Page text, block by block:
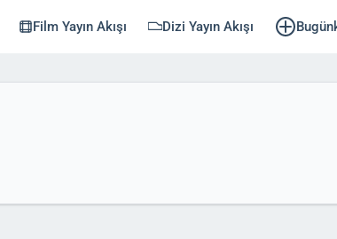
Film Yayın Akışı Dizi Yayın Akışı